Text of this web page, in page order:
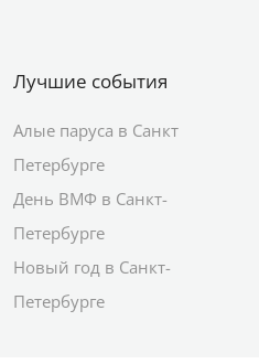
Лучшие события
Алые паруса в Санкт
Петербурге
День ВМФ в Санкт-
Петербурге
Новый год в Санкт-
Петербурге